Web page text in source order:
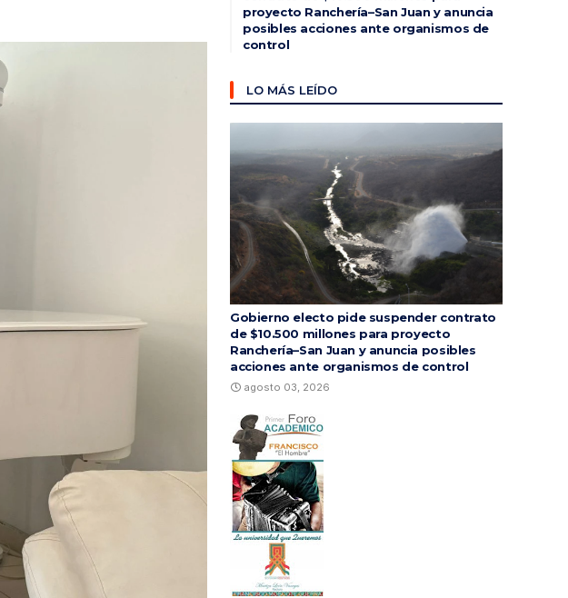
proyecto Ranchería–San Juan y anuncia
posibles acciones ante organismos de
control
LO MÁS LEÍDO
Gobierno electo pide suspender contrato
de $10.500 millones para proyecto
Ranchería–San Juan y anuncia posibles
acciones ante organismos de control
agosto 03, 2026